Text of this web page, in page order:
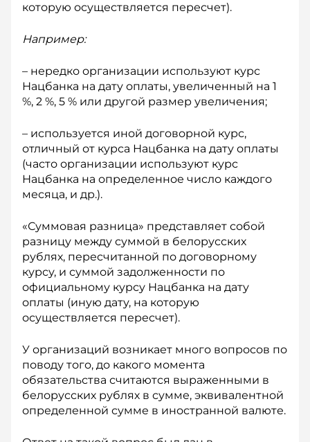
которую осуществляется пересчет).
Например:
– нередко организации используют курс
Нац­банка на дату оплаты, увеличенный на 1
%, 2 %, 5 % или другой размер увеличения;
– используется иной договорной курс,
отличный от курса Нацбанка на дату оплаты
(часто организации используют курс
Нацбанка на определенное число каждого
месяца, и др.).
«Суммовая разница» представляет собой
разницу между суммой в белорусских
рублях, пересчитанной по договорному
курсу, и суммой задолженности по
официальному курсу Нацбанка на дату
оплаты (иную дату, на которую
осуществляется пересчет).
У организаций возникает много вопросов по
поводу того, до какого момента
обязательства считаются выраженными в
белорусских рублях в сумме, эквивалентной
определенной сумме в ино­странной валюте.